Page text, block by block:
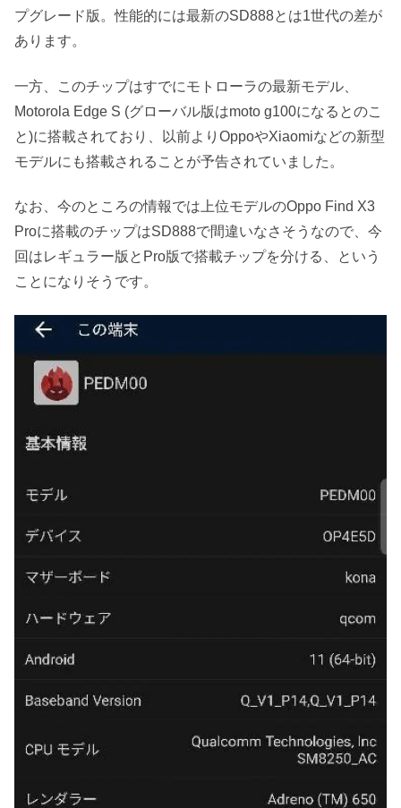
プグレード版。性能的には最新のSD888とは1世代の差が
あります。
一方、このチップはすでにモトローラの最新モデル、
Motorola Edge S (グローバル版はmoto g100になるとのこ
と)に搭載されており、以前よりOppoやXiaomiなどの新型
モデルにも搭載されることが予告されていました。
なお、今のところの情報では上位モデルのOppo Find X3
Proに搭載のチップはSD888で間違いなさそうなので、今
回はレギュラー版とPro版で搭載チップを分ける、という
ことになりそうです。